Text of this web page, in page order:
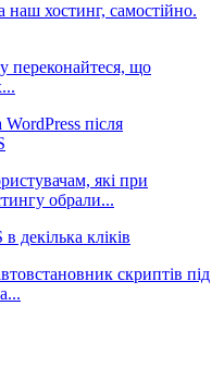
наш хостинг, самостійно.
переконайтеся, що
після
які при
обрали...
декілька кліків
скриптів під